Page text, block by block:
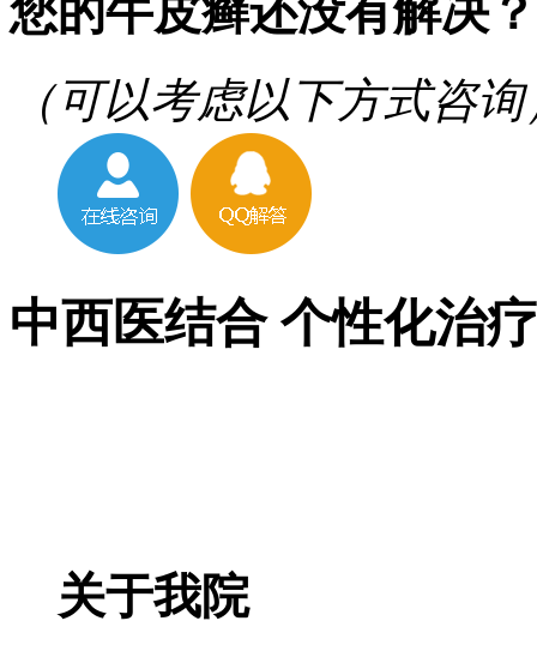
您的牛皮癣还没有解决？
（可以考虑以下方式咨询
中西医结合 个性化治
关于我院